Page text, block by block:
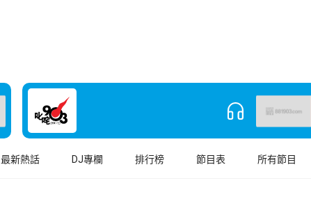
最新熱話 DJ專欄 排行榜 節目表 所有節目